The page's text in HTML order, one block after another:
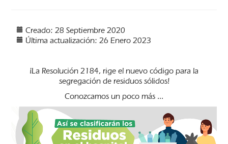
Creado: 28 Septiembre 2020
Última actualización: 26 Enero 2023
¡La Resolución 2184, rige el nuevo código para la
segregación de residuos sólidos!
Conozcamos un poco más ...